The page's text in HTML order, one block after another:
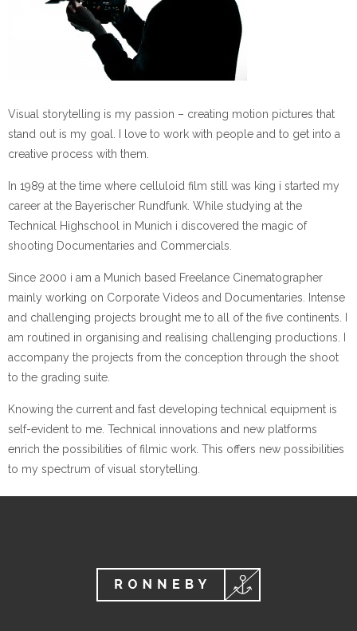
Visual storytelling is my passion – creating motion pictures that
stand out is my goal. I love to work with people and to get into a
creative process with them.
In 1989 at the time where celluloid film still was king i started my
career at the Bayerischer Rundfunk. While studying at the
Technical Highschool in Munich i discovered the magic of
shooting Documentaries and Commercials.
Since 2000 i am a Munich based Freelance Cinematographer
mainly working on Corporate Videos and Documentaries. Intense
and challenging projects brought me to all of the five continents. I
am routined in organising and realising challenging productions. I
accompany the projects from the conception through the shoot
to the grading suite.
Knowing the current and fast developing technical equipment is
self-evident to me. Technical innovations and new platforms
enrich the possibilities of filmic work. This offers new possibilities
to my spectrum of visual storytelling.